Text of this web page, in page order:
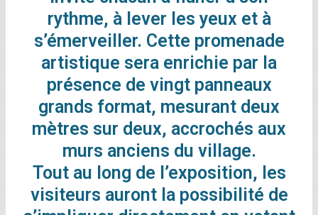
rythme, à lever les yeux et à
s’émerveiller. Cette promenade
artistique sera enrichie par la
présence de vingt panneaux
grands format, mesurant deux
mètres sur deux, accrochés aux
murs anciens du village.
Tout au long de l’exposition, les
visiteurs auront la possibilité de